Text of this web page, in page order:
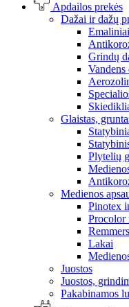
Apdailos prekės
Dažai ir dažų
Grindų
Vandens
Glaistas,
Plytelių
Medienos
Pinotex
Procolor
Lakai
Juostos
Juostos,
Pakabinamos